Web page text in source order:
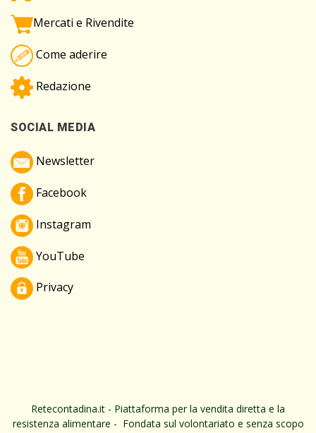
Mercati e Rivendite
Come aderire
Redazione
SOCIAL MEDIA
Newsletter
Facebook
Instagram
YouTube
Privacy
Retecontadina.it - Piattaforma per la vendita diretta e la
resistenza alimentare - Fondata sul volontariato e senza scopo